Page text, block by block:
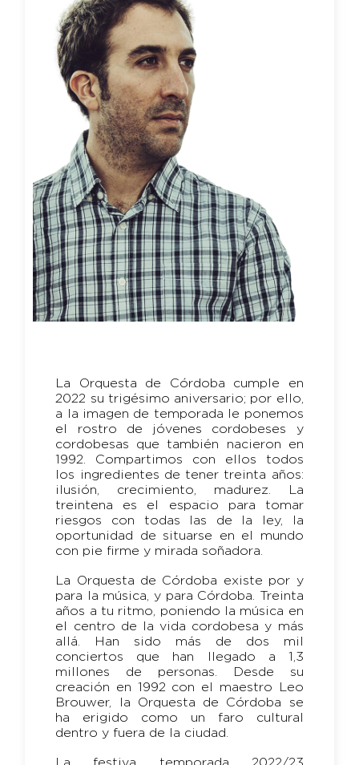
La Orquesta de Córdoba cumple en
2022 su trigésimo aniversario; por ello,
a la imagen de temporada le ponemos
el rostro de jóvenes cordobeses y
cordobesas que también nacieron en
1992. Compartimos con ellos todos
los ingredientes de tener treinta años:
ilusión, crecimiento, madurez. La
treintena es el espacio para tomar
riesgos con todas las de la ley, la
oportunidad de situarse en el mundo
con pie firme y mirada soñadora.
La Orquesta de Córdoba existe por y
para la música, y para Córdoba. Treinta
años a tu ritmo, poniendo la música en
el centro de la vida cordobesa y más
allá. Han sido más de dos mil
conciertos que han llegado a 1,3
millones de personas. Desde su
creación en 1992 con el maestro Leo
Brouwer, la Orquesta de Córdoba se
ha erigido como un faro cultural
dentro y fuera de la ciudad.